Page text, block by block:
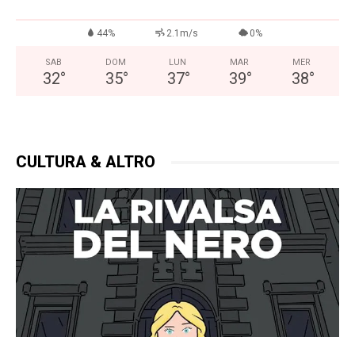
44% 2.1m/s 0%
SAB
32°
DOM
35°
LUN
37°
MAR
39°
MER
38°
CULTURA & ALTRO